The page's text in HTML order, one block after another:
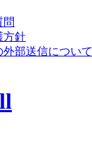
問
方針
部送信について